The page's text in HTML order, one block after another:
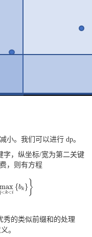
小。我们可以进行 dp。
字，纵坐标/宽为第二关键
，则有方程
max
j<k<i
{bk } }
}
秀的类似前缀和的处理
。